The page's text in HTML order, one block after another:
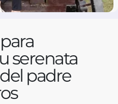
serenata
padre